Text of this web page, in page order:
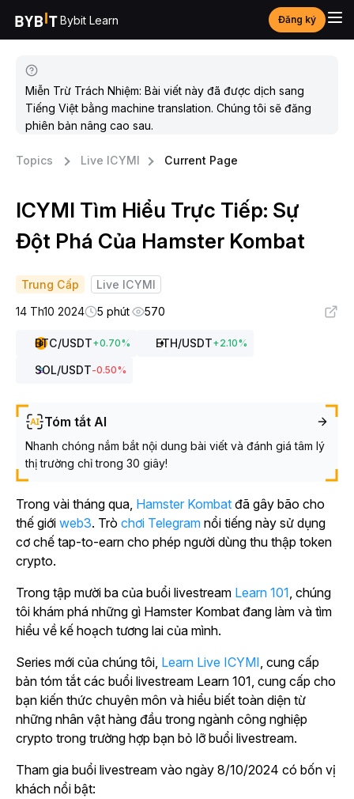
Bybit Learn Đăng ký
Miễn Trừ Trách Nhiệm: Bài viết này đã được dịch sang
Tiếng Việt bằng machine translation. Chúng tôi sẽ đăng
phiên bản nâng cao sau.
Topics Live ICYMI Current Page
ICYMI Tìm Hiểu Trực Tiếp: Sự
Đột Phá Của Hamster Kombat
Trung Cấp
Live ICYMI
14 Th10 2024
5 phút 570
BTC/USDT+0.70% ETH/USDT+2.10%
SOL/USDT-0.50%
Tóm tắt AI
Nhanh chóng nắm bắt nội dung bài viết và đánh giá tâm lý
thị trường chỉ trong 30 giây!
Trong vài tháng qua, Hamster Kombat đã gây bão cho
thế giới web3. Trò chơi Telegram nổi tiếng này sử dụng
cơ chế tap-to-earn cho phép người dùng thu thập token
crypto.
Trong tập mười ba của buổi livestream Learn 101, chúng
tôi khám phá những gì Hamster Kombat đang làm và tìm
hiểu về kế hoạch tương lai của mình.
Series mới của chúng tôi, Learn Live ICYMI, cung cấp
bản tóm tắt các buổi livestream Learn 101, cung cấp cho
bạn kiến thức chuyên môn và hiểu biết toàn diện từ
những nhân vật hàng đầu trong ngành công nghiệp
crypto trong trường hợp bạn bỏ lỡ buổi livestream.
Tham gia buổi livestream vào ngày 8/10/2024 có bốn vị
khách nổi bật: